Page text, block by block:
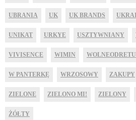
UBRANIA UK UK BRANDS
UNIKAT URKYE USZTYWNIANY
VIVISENCE WIMIN
W PANTERKĘ WRZOSOWY ZAKUPY
ZIELONE ZIELONO MI! ZIELONY
ŻÓŁTY